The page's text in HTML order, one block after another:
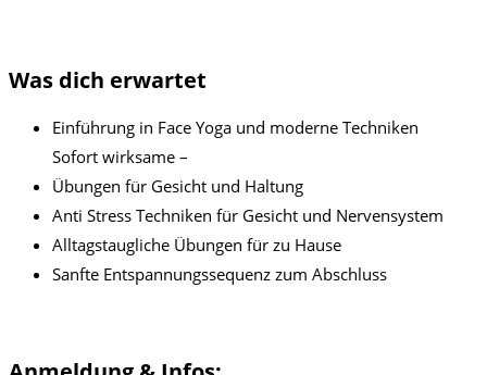
Was dich erwartet
Einführung in Face Yoga und moderne Techniken
Sofort wirksame –
Übungen für Gesicht und Haltung
Anti Stress Techniken für Gesicht und Nervensystem
Alltagstaugliche Übungen für zu Hause
Sanfte Entspannungssequenz zum Abschluss